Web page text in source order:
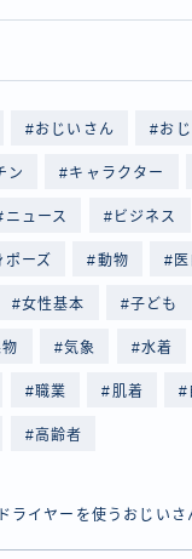
おじいさん お
ン キャラクター
ニュース ビジネス
ポーズ 動物
女性基本 子ども
気象 水着
職業 肌着
高齢者
ライヤーを使うおじいさ